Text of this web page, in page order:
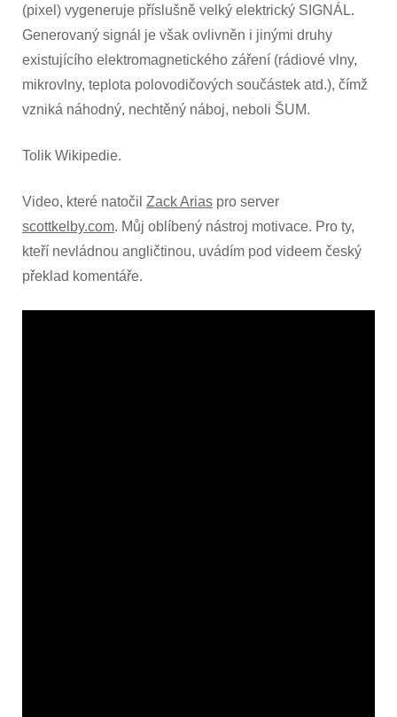
(pixel) vygeneruje příslušně velký elektrický SIGNÁL.
Generovaný signál je však ovlivněn i jinými druhy
existujícího elektromagnetického záření (rádiové vlny,
mikrovlny, teplota polovodičových součástek atd.), čímž
vzniká náhodný, nechtěný náboj, neboli ŠUM.
Tolik Wikipedie.
Video, které natočil Zack Arias pro server
scottkelby.com. Můj oblíbený nástroj motivace. Pro ty,
kteří nevládnou angličtinou, uvádím pod videem český
překlad komentáře.